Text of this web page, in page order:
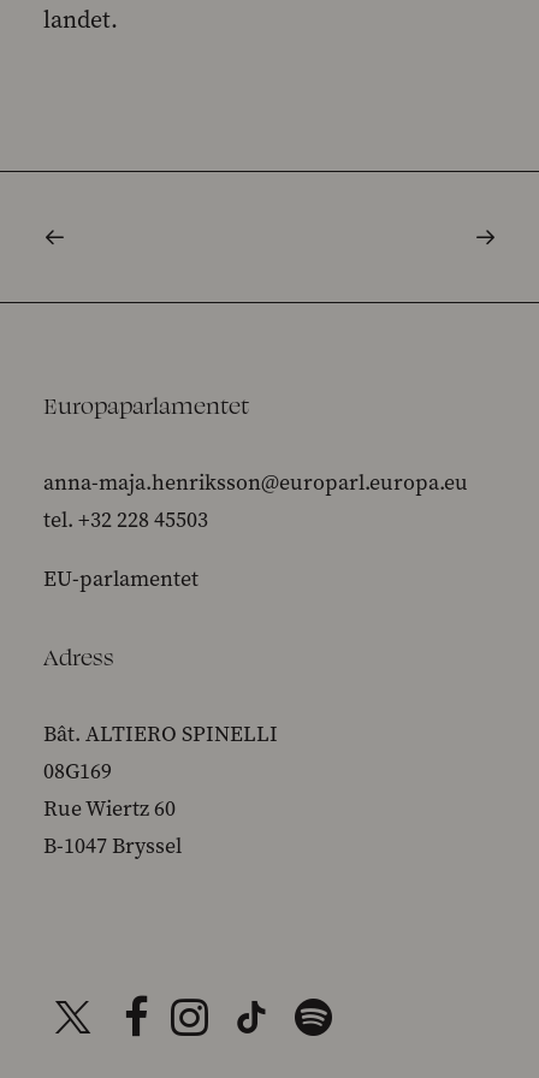
landet.
Europaparlamentet
anna-maja.henriksson@europarl.europa.eu
tel. +32 228 45503
EU-parlamentet
Adress
Bât. ALTIERO SPINELLI
08G169
Rue Wiertz 60
B-1047 Bryssel